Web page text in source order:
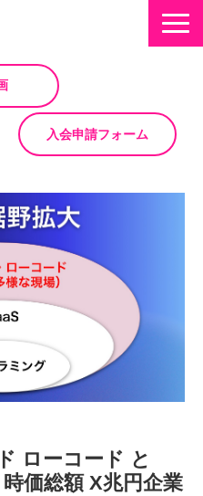
入会申請フォーム
/NEWS
ミット
一覧
を動画で紹介
コラム
ローコード と
価総額 X兆円企業